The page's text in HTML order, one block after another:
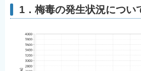
1．梅毒の発生状況につい
English
简体中文
繁體中文
한국어
नेपाली